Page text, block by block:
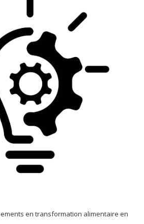
en transformation alimentaire en